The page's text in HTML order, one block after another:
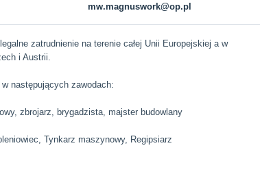
mw.magnuswork@op.pl
zatrudnienie na terenie całej Unii Europejskiej a w
i Austrii.
następujących zawodach:
zbrojarz, brygadzista, majster budowlany
Tynkarz maszynowy, Regipsiarz